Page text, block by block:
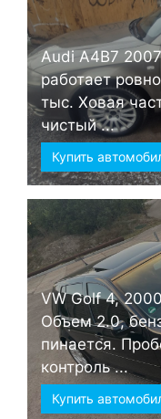
Audi А4B7
работает
тыс. Ховая
чистый ...
Купить
VW Golf 4,
Объем 2.0,
пинается.
контроль ...
Купить